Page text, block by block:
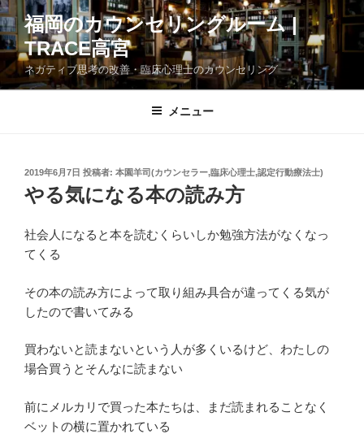
コ
ン
テ
ン
ツ
福岡のカウンセリングルーム |
TRACE高宮
ネガティブ思考の改善・臨床心理士のカウンセリング
メニュー
投
稿
日:
2019年6月7日 投稿者: 本園羊司(カウンセラー,臨床心理士,認定行動療法士)
やる気になる本の読み方
社会人になると本を読むくらいしか勉強方法がなくなっ
てくる
その本の読み方によって取り組み具合が違ってくる気が
したので書いてみる
買わないと読まないという人が多くいるけど、わたしの
場合買うとそんなに読まない
前にメルカリで買った本たちは、まだ読まれることなく
ベットの横に置かれている